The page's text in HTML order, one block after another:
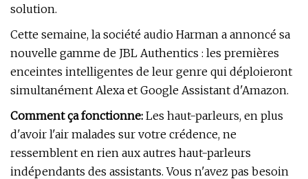
solution.
Cette semaine, la société audio Harman a annoncé sa
nouvelle gamme de JBL Authentics : les premières
enceintes intelligentes de leur genre qui déploieront
simultanément Alexa et Google Assistant d'Amazon.
Comment ça fonctionne: Les haut-parleurs, en plus
d'avoir l'air malades sur votre crédence, ne
ressemblent en rien aux autres haut-parleurs
indépendants des assistants. Vous n'avez pas besoin